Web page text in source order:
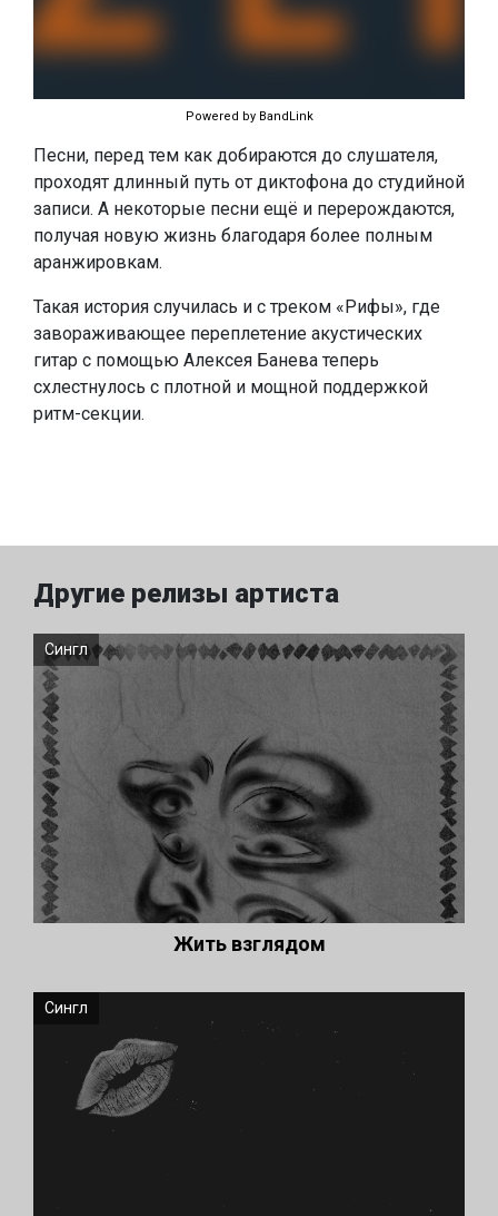
Powered by BandLink
Песни, перед тем как добираются до слушателя,
проходят длинный путь от диктофона до студийной
записи. А некоторые песни ещё и перерождаются,
получая новую жизнь благодаря более полным
аранжировкам.
Такая история случилась и с треком «Рифы», где
завораживающее переплетение акустических
гитар с помощью Алексея Банева теперь
схлестнулось с плотной и мощной поддержкой
ритм-секции.
Другие релизы артиста
Сингл
Жить взглядом
Сингл